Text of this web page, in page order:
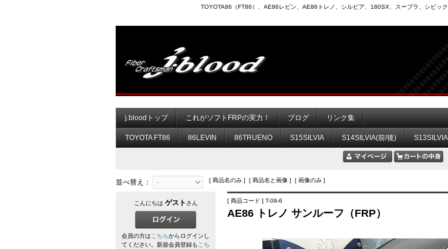
TOYOTA86（FT86）、AE86レビン、AE86トレノ、シルビア、180SX、スープラ、シビッ
j.bloodトップ これがソフトFRPの実力！ ブログ リンク集
TOYOTA FT86 86LEVIN 86TRUENO S15SILVIA S14SILVIA(前/後) S13SILVIA
並べ替え： [ 商品名のみ ] [ 商品名と画像 ] [ 画像のみ ]
[ 商品コード ] T-09-6
AE86 トレノ サンルーフ（FRP）
こんにちは ゲスト さん
会員の方はこちらからログインし
てください。新規会員登録もこち